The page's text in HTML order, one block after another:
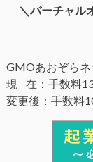
＼バーチャル
GMOあおぞら
現 在：手数料
変更後：手数